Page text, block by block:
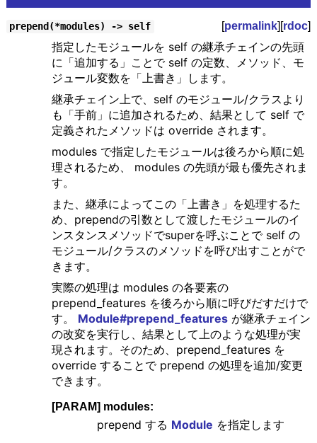
prepend(*modules) -> self [permalink][rdoc]
指定したモジュールを self の継承チェインの先頭
に「追加する」ことで self の定数、メソッド、モ
ジュール変数を「上書き」します。
継承チェイン上で、self のモジュール/クラスより
も「手前」に追加されるため、結果として self で
定義されたメソッドは override されます。
modules で指定したモジュールは後ろから順に処
理されるため、 modules の先頭が最も優先されま
す。
また、継承によってこの「上書き」を処理するた
め、prependの引数として渡したモジュールのイ
ンスタンスメソッドでsuperを呼ぶことで self の
モジュール/クラスのメソッドを呼び出すことがで
きます。
実際の処理は modules の各要素の
prepend_features を後ろから順に呼びだすだけで
す。 Module#prepend_featuresが継承チェイン
の改変を実行し、結果として上のような処理が実
現されます。そのため、prepend_features を
override することで prepend の処理を追加/変更
できます。
[PARAM] modules:
prepend する Module を指定します